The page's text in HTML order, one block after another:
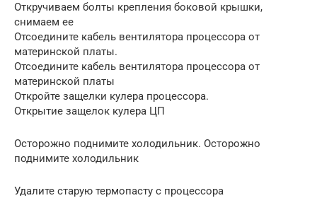
Откручиваем болты крепления боковой крышки,
снимаем ее
Отсоедините кабель вентилятора процессора от
материнской платы.
Отсоедините кабель вентилятора процессора от
материнской платы
Откройте защелки кулера процессора.
Открытие защелок кулера ЦП
Осторожно поднимите холодильник. Осторожно
поднимите холодильник
Удалите старую термопасту с процессора